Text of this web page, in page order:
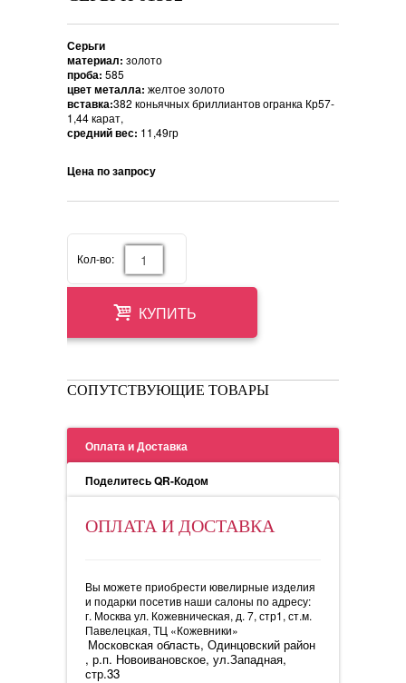
Серьги
материал: золото
проба: 585
цвет металла: желтое золото
вставка:382 коньячных бриллиантов огранка Кр57-
1,44 карат,
средний вес: 11,49гр
Цена по запросу
Кол-во:
КУПИТЬ
СОПУТСТВУЮЩИЕ ТОВАРЫ
Оплата и Доставка
Поделитесь QR-Кодом
ОПЛАТА И ДОСТАВКА
Вы можете приобрести ювелирные изделия
и подарки посетив наши салоны по адресу:
г. Москва ул. Кожевническая, д. 7, стр1, ст.м.
Павелецкая, ТЦ «Кожевники»
Московская область, Одинцовский район
, р.п. Новоивановское, ул.Западная,
стр.33